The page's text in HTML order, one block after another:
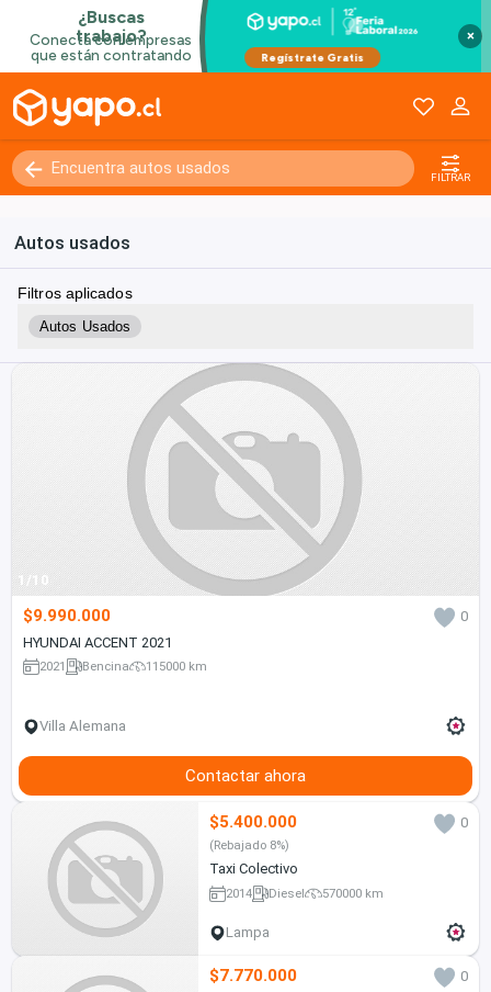
×
FILTRAR
Autos usados
Filtros aplicados
Autos Usados
1/10
$9.990.000
0
HYUNDAI ACCENT 2021
2021 Bencina 115000 km
Villa Alemana
Contactar ahora
$5.400.000 0
(Rebajado 8%)
Taxi Colectivo
2014 Diesel 570000 km
Lampa
$7.770.000 0